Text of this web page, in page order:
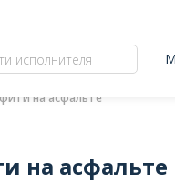
на асфальте
на асфальте